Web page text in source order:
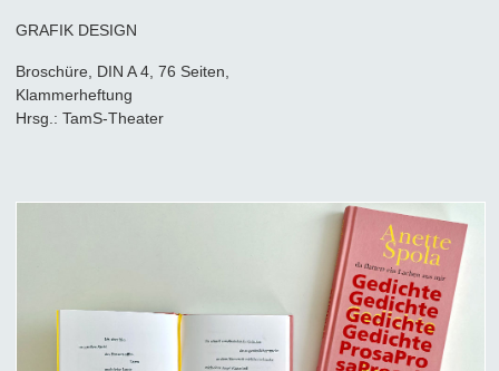
GRAFIK DESIGN
Broschüre, DIN A 4, 76 Seiten,
Klammerheftung
Hrsg.: TamS-Theater